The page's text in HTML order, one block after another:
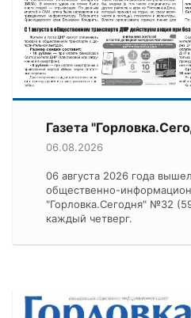
Газета
06.08.2026
06 августа 2026 года
общественно-
"Горловка.Сегодня" №32
каждый четверг.